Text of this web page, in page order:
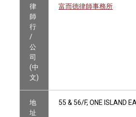
律
師
行
/
公
司
(中
文)
富而德律師事務所
地
址
55 & 56/F, ONE ISLAND